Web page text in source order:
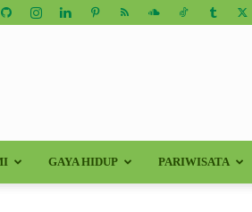
GAYA HIDUP PARIWISATA